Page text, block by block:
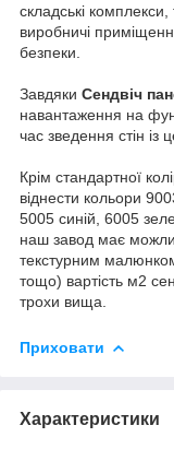
складські
виробничі
безпеки.
Завдяки Сендвіч
навантаження на
час зведення стін із
Крім стандартної
віднести кольори
5005 синій, 6005
наш завод має
текстурним
тощо) вартість м2
трохи вища.
Приховати
Характеристики